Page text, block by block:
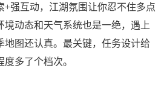
+强互动，江湖氛围让你忍不住多点
境动态和天气系统也是一绝，遇上
地图还认真。最关键，任务设计给
多了个档次。